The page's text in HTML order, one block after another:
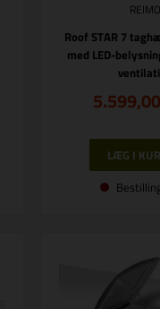
REIMO
Roof STAR 7
med LED-
5.599,00